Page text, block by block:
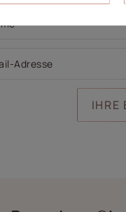
Adresse
IHRE